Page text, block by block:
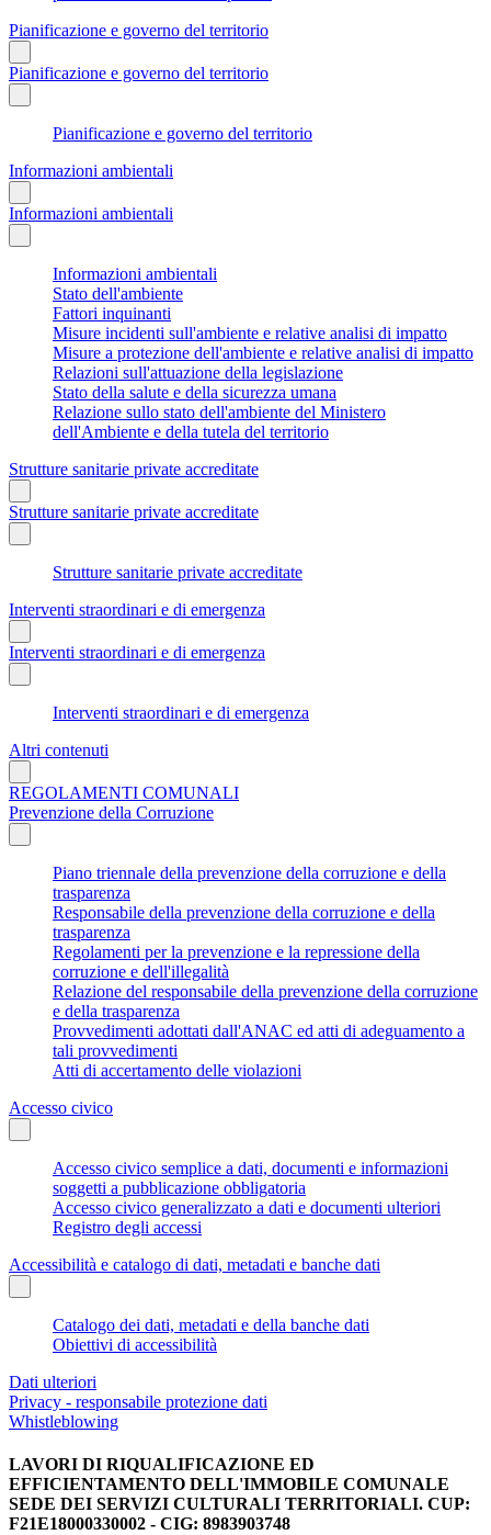
Pianificazione e governo del territorio
Pianificazione e governo del territorio
Pianificazione e governo del territorio
Informazioni ambientali
Informazioni ambientali
Informazioni ambientali
Stato dell'ambiente
Fattori inquinanti
Misure incidenti sull'ambiente e relative analisi di impatto
Misure a protezione dell'ambiente e relative analisi di impatto
Relazioni sull'attuazione della legislazione
Stato della salute e della sicurezza umana
Relazione sullo stato dell'ambiente del Ministero
dell'Ambiente e della tutela del territorio
Strutture sanitarie private accreditate
Strutture sanitarie private accreditate
Strutture sanitarie private accreditate
Interventi straordinari e di emergenza
Interventi straordinari e di emergenza
Interventi straordinari e di emergenza
Altri contenuti
REGOLAMENTI COMUNALI
Prevenzione della Corruzione
Piano triennale della prevenzione della corruzione e della
trasparenza
Responsabile della prevenzione della corruzione e della
trasparenza
Regolamenti per la prevenzione e la repressione della
corruzione e dell'illegalità
Relazione del responsabile della prevenzione della corruzione
e della trasparenza
Provvedimenti adottati dall'ANAC ed atti di adeguamento a
tali provvedimenti
Atti di accertamento delle violazioni
Accesso civico
Accesso civico semplice a dati, documenti e informazioni
soggetti a pubblicazione obbligatoria
Accesso civico generalizzato a dati e documenti ulteriori
Registro degli accessi
Accessibilità e catalogo di dati, metadati e banche dati
Catalogo dei dati, metadati e della banche dati
Obiettivi di accessibilità
Dati ulteriori
Privacy - responsabile protezione dati
Whistleblowing
LAVORI DI RIQUALIFICAZIONE ED
EFFICIENTAMENTO DELL'IMMOBILE COMUNALE
SEDE DEI SERVIZI CULTURALI TERRITORIALI. CUP:
F21E18000330002 - CIG: 8983903748